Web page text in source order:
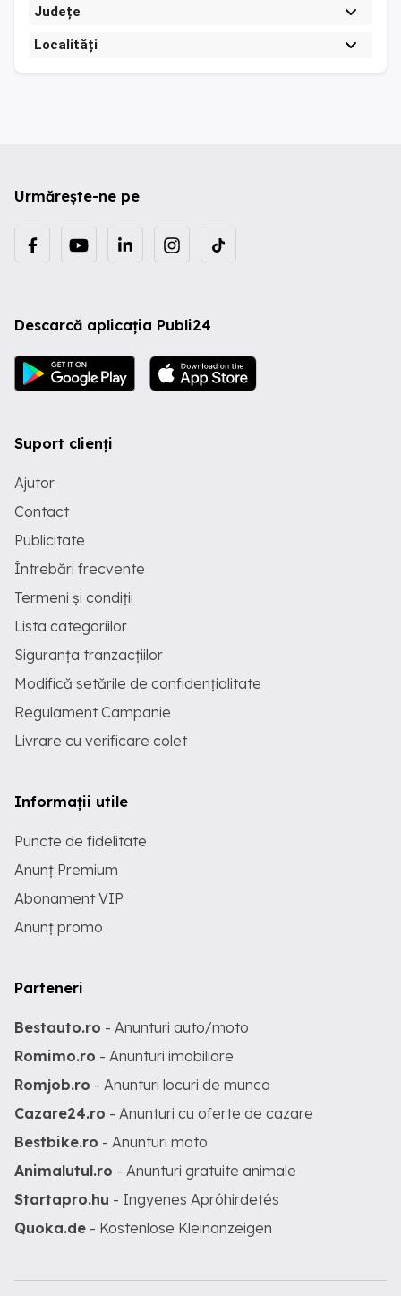
Județe
Localități
Urmărește-ne pe
Descarcă aplicația Publi24
Suport clienți
Ajutor
Contact
Publicitate
Întrebări frecvente
Termeni și condiții
Lista categoriilor
Siguranța tranzacțiilor
Modifică setările de confidențialitate
Regulament Campanie
Livrare cu verificare colet
Informații utile
Puncte de fidelitate
Anunț Premium
Abonament VIP
Anunț promo
Parteneri
Bestauto.ro - Anunturi auto/moto
Romimo.ro - Anunturi imobiliare
Romjob.ro - Anunturi locuri de munca
Cazare24.ro - Anunturi cu oferte de cazare
Bestbike.ro - Anunturi moto
Animalutul.ro - Anunturi gratuite animale
Startapro.hu - Ingyenes Apróhirdetés
Quoka.de - Kostenlose Kleinanzeigen